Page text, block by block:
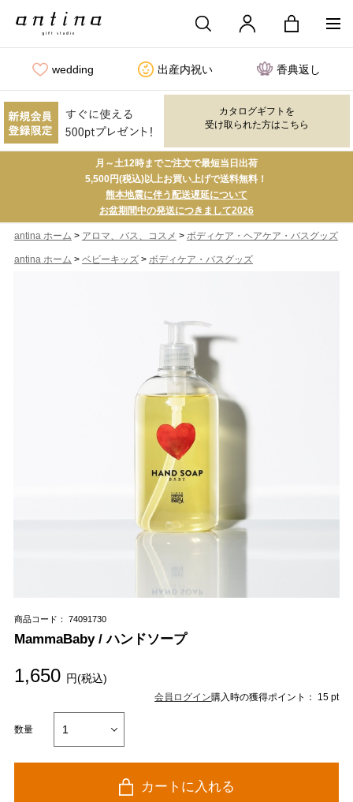
wedding 出産内祝い 香典返し
カタログギフトを
受け取られた方はこちら
月～土12時までご注文で最短当日出荷
5,500円(税込)以上お買い上げで送料無料！
熊本地震に伴う配送遅延について
お盆期間中の発送につきまして2026
antina ホーム > アロマ、バス、コスメ > ボディケア・ヘアケア・バスグッズ
antina ホーム > ベビーキッズ> ボディケア・バスグッズ
商品コード： 74091730
MammaBaby / ハンドソープ
1,650 円(税込)
会員ログイン購入時の獲得ポイント： 15 pt
数量
カートに入れる